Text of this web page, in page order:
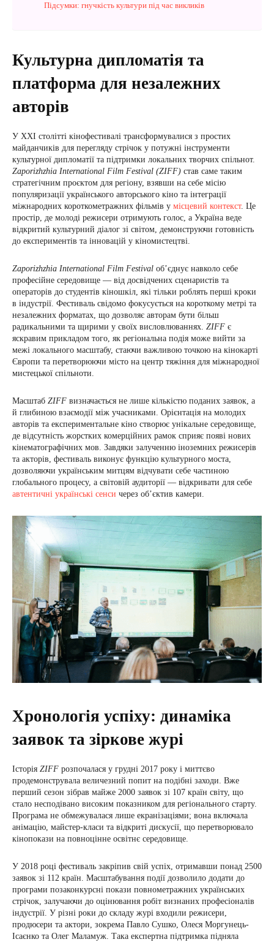
Підсумки: гнучкість культури під час викликів
Культурна дипломатія та
платформа для незалежних
авторів
У XXI столітті кінофестивалі трансформувалися з простих
майданчиків для перегляду стрічок у потужні інструменти
культурної дипломатії та підтримки локальних творчих спільнот.
Zaporizhzhia International Film Festival (ZIFF) став саме таким
стратегічним проєктом для регіону, взявши на себе місію
популяризації українського авторського кіно та інтеграції
міжнародних короткометражних фільмів у місцевий контекст. Це
простір, де молоді режисери отримують голос, а Україна веде
відкритий культурний діалог зі світом, демонструючи готовність
до експериментів та інновацій у кіномистецтві.
Zaporizhzhia International Film Festival об’єднує навколо себе
професійне середовище — від досвідчених сценаристів та
операторів до студентів кіношкіл, які тільки роблять перші кроки
в індустрії. Фестиваль свідомо фокусується на короткому метрі та
незалежних форматах, що дозволяє авторам бути більш
радикальними та щирими у своїх висловлюваннях. ZIFF є
яскравим прикладом того, як регіональна подія може вийти за
межі локального масштабу, стаючи важливою точкою на кінокарті
Європи та перетворюючи місто на центр тяжіння для міжнародної
мистецької спільноти.
Масштаб ZIFF визначається не лише кількістю поданих заявок, а
й глибиною взаємодії між учасниками. Орієнтація на молодих
авторів та експериментальне кіно створює унікальне середовище,
де відсутність жорстких комерційних рамок сприяє появі нових
кінематографічних мов. Завдяки залученню іноземних режисерів
та акторів, фестиваль виконує функцію культурного моста,
дозволяючи українським митцям відчувати себе частиною
глобального процесу, а світовій аудиторії — відкривати для себе
автентичні українські сенси через об’єктив камери.
Хронологія успіху: динаміка
заявок та зіркове журі
Історія ZIFF розпочалася у грудні 2017 року і миттєво
продемонструвала величезний попит на подібні заходи. Вже
перший сезон зібрав майже 2000 заявок зі 107 країн світу, що
стало несподівано високим показником для регіонального старту.
Програма не обмежувалася лише екранізаціями; вона включала
анімацію, майстер-класи та відкриті дискусії, що перетворювало
кінопокази на повноцінне освітнє середовище.
У 2018 році фестиваль закріпив свій успіх, отримавши понад 2500
заявок зі 112 країн. Масштабування події дозволило додати до
програми позаконкурсні покази повнометражних українських
стрічок, залучаючи до оцінювання робіт визнаних професіоналів
індустрії. У різні роки до складу журі входили режисери,
продюсери та актори, зокрема Павло Сушко, Олеся Моргунець-
Ісаєнко та Олег Маламуж. Така експертна підтримка підняла